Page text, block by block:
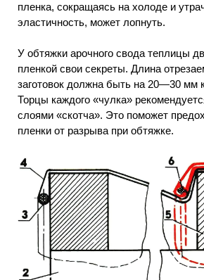
пленка, сокращаясь на холоде и
эластичность, может лопнуть.
У обтяжки арочного свода теплицы
пленкой свои секреты. Длина
заготовок должна быть на 20—30 мм
Торцы каждого «чулка»
слоями «скотча». Это поможет
пленки от разрыва при обтяжке.